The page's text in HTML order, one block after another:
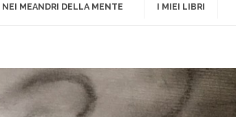
NEI MEANDRI DELLA MENTE I MIEI LIBRI